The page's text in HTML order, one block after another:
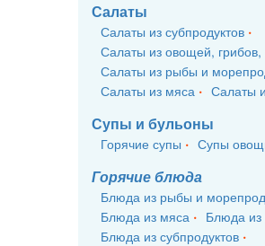
Салаты
Салаты из субпродуктов
Салаты из овощей,
Салаты из рыбы и
Салаты из мяса
Салаты
Супы и бульоны
Горячие супы Супы
Горячие блюда
Блюда из рыбы и
Блюда из мяса
Блюда из
Блюда из субпродуктов